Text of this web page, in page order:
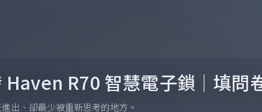
Haven R70 智慧電子鎖｜填問
出、卻最少被重新思考的地方。